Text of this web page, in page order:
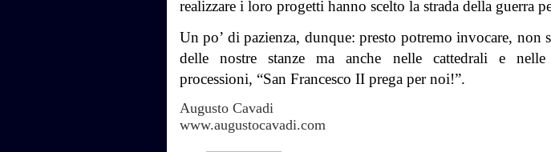
realizzare i loro progetti hanno scelto la strada della guerra
Un po’ di pazienza, dunque: presto potremo invocare, non
delle nostre stanze ma anche nelle cattedrali e
processioni, “San Francesco II prega per noi!”.
Augusto Cavadi
www.augustocavadi.com